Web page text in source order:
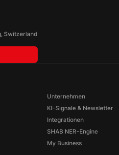
Switzerland
Unternehmen
KI-Signale & Newsletter
Integrationen
SHAB NER-Engine
My Business